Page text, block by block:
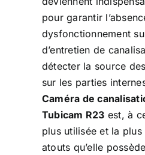
pour garantir
dysfonctionnement
d’entretien de
détecter la source
sur les parties
Caméra de
Tubicam R23 est, à
plus utilisée et la
atouts qu’elle